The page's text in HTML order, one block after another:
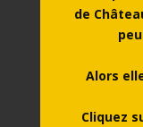
de
Alors
Cliquez
Faites de
Français !